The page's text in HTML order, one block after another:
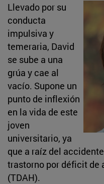
Llevado por su
conducta
impulsiva y
temeraria, David
se sube a una
grúa y cae al
vacío. Supone un
punto de inflexión
en la vida de este
joven
universitario, ya
que a raíz del
trastorno por déficit de
(TDAH).